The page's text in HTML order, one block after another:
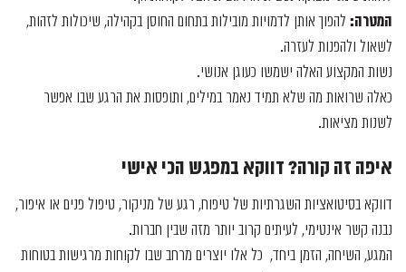
המטרה: להפוך אותן לדמויות מובילות בתחום החוסן בקהילה, שיכולות לזהות,
לשאול ולהפנות לעזרה.
נשות המקצוע האלה ישמשו כעוגן אנושי.
כאלה שרואות מה שלא תמיד נאמר במילים, ותופסות את הרגע שבו אפשר
לשנות מציאות.
איפה זה קורה? דווקא במפגש הכי אישי
דווקא בסיטואציות השגרתיות של טיפוח, רגע של מניקור, טיפול פנים או איפור,
נבנה קשר אינטימי, לעיתים קרוב יותר מזה שבין חברות.
המגע, השיחה, הזמן ביחד, כל אלו יוצרים מרחב שבו לקוחות מרגישות בטוחות